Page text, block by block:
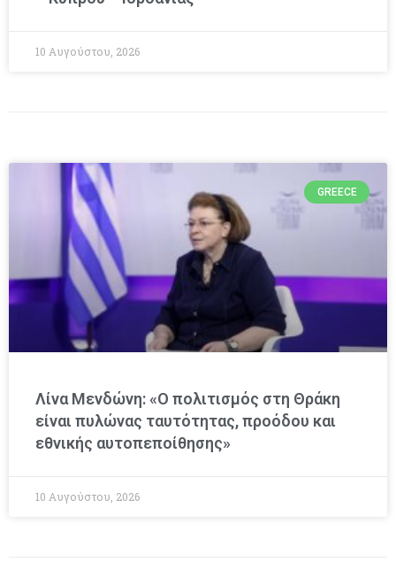
10 Αυγούστου, 2026
GREECE
Λίνα Μενδώνη: «Ο πολιτισμός στη Θράκη
είναι πυλώνας ταυτότητας, προόδου και
εθνικής αυτοπεποίθησης»
10 Αυγούστου, 2026